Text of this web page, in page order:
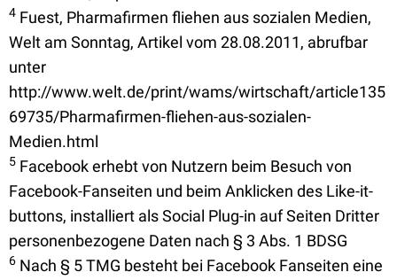
4 Fuest, Pharmafirmen fliehen aus sozialen Medien,
Welt am Sonntag, Artikel vom 28.08.2011, abrufbar
unter
http://www.welt.de/print/wams/wirtschaft/article135
69735/Pharmafirmen-fliehen-aus-sozialen-
Medien.html
5 Facebook erhebt von Nutzern beim Besuch von
Facebook-Fanseiten und beim Anklicken des Like-it-
buttons, installiert als Social Plug-in auf Seiten Dritter
personenbezogene Daten nach § 3 Abs. 1 BDSG
6 Nach § 5 TMG besteht bei Facebook Fanseiten eine